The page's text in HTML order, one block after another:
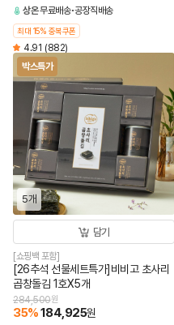
상온무료배송 공장직배송
최대 15% 중복쿠폰
4.91 (882)
박스특가
5개
담기
[쇼핑백 포함]
[26추석 선물세트특가]비비고 초사리
곱창돌김 1호X5개
284,500원
35%184,925원